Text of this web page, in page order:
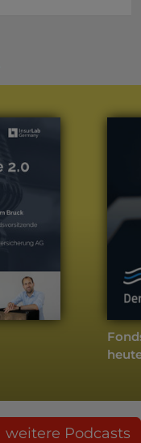
weitere Podcasts